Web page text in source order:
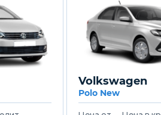
Volkswagen
Polo New